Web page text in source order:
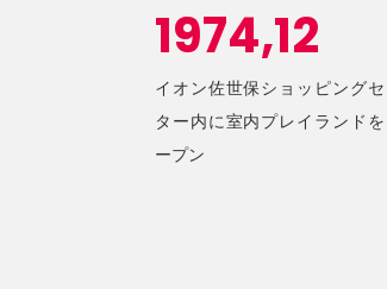
1974,12
イオン佐世保ショッピング
ター内に室内プレイランド
ープン